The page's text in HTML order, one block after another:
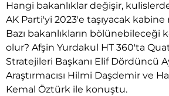
Hangi bakanlıklar değişir,
AK Parti'yi 2023'e taşıyacak kabine
Bazı bakanlıkların bölünebileceği
olur? Afşin Yurdakul HT 360'ta
Stratejileri Başkanı Elif Dördüncü
Araştırmacısı Hilmi Daşdemir ve
Kemal Öztürk ile konuştu.